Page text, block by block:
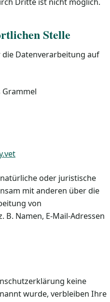
Stelle
Datenverarbeitung auf
Grammel
oder juristische
mit anderen über die
von
B. Namen, E-Mail-Adressen
keine
wurde, verbleiben Ihre